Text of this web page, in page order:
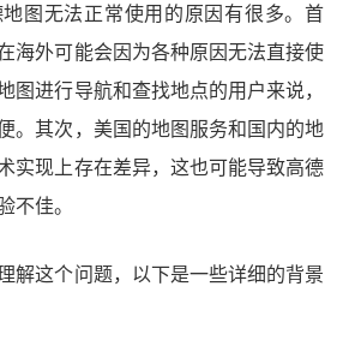
图无法正常使用的原因有很多。首
海外可能会因为各种原因无法直接使
图进行导航和查找地点的用户来说，
。其次，美国的地图服务和国内的地
实现上存在差异，这也可能导致高德
不佳。
解这个问题，以下是一些详细的背景